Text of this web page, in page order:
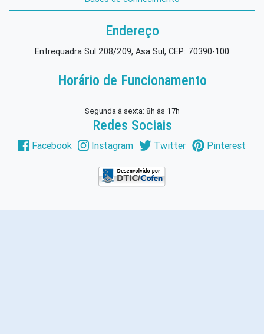
Endereço
Entrequadra Sul 208/209, Asa Sul, CEP: 70390-100
Horário de Funcionamento
Segunda à sexta: 8h às 17h
Redes Sociais
Facebook Instagram Twitter Pinterest